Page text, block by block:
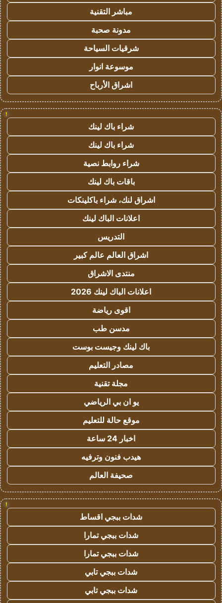
مباشر التقنية
مدونة صحبة
شرقيات السياحة
موسوعة انوار
اشراق الأرباح
!
شراء باك لينك
شراء باك لينك
شراء روابط نصية
باقات باك لينك
اشراق لنك، شراء باكلينكات
اعلانات الباك لينك
التدريس
اشراق العالم عالم كبير
منتدى الاشراق
اعلانات الباك لينك 2026
اقوى رياضة
مدسن طب
باك لينك وجيست بوست
مصادر التعليم
مجلة تقنية
يو ان بي الرياضي
موقع حالة للتعليم
اخبار 24 ساعة
هيدب فنون وترفيه
صحيفة العالم
!
شدات ببجي اقساط
شدات ببجي تمارا
شدات ببجي تمارا
شدات ببجي تابي
شدات ببجي تابي